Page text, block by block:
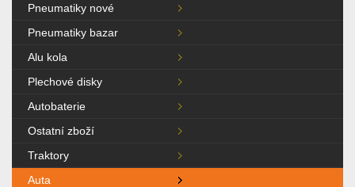
Pneumatiky nové
Pneumatiky bazar
Alu kola
Plechové disky
Autobaterie
Ostatní zboží
Traktory
Auta